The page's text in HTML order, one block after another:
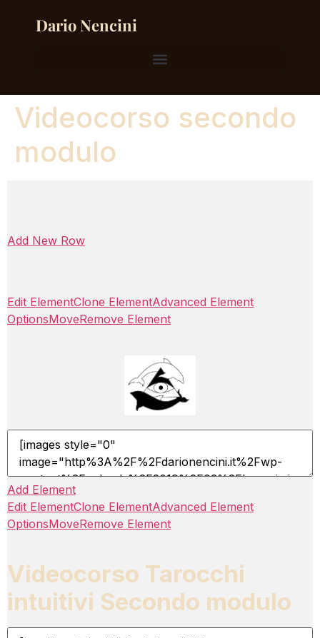
Dario Nencini
Videocorso secondo
modulo
Add New Row
Edit ElementClone ElementAdvanced Element
OptionsMoveRemove Element
Add Element
Edit ElementClone ElementAdvanced Element
OptionsMoveRemove Element
Videocorso Tarocchi
intuitivi Secondo modulo